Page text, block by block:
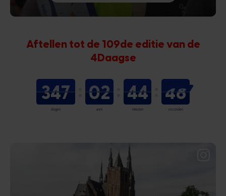
Aftellen tot de 109de editie van de
4Daagse
347
dagen
02
uren
44
minuten
47
seconden